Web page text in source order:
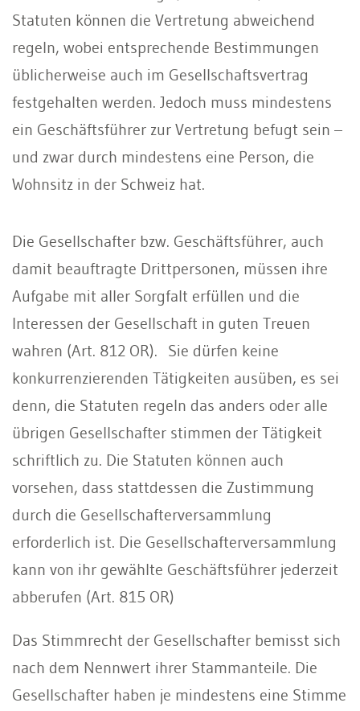
Statuten können die Vertretung abweichend
regeln, wobei entsprechende Bestimmungen
üblicherweise auch im Gesellschaftsvertrag
festgehalten werden. Jedoch muss mindestens
ein Geschäftsführer zur Vertretung befugt sein –
und zwar durch mindestens eine Person, die
Wohnsitz in der Schweiz hat.
Die Gesellschafter bzw. Geschäftsführer, auch
damit beauftragte Drittpersonen, müssen ihre
Aufgabe mit aller Sorgfalt erfüllen und die
Interessen der Gesellschaft in guten Treuen
wahren (Art. 812 OR). Sie dürfen keine
konkurrenzierenden Tätigkeiten ausüben, es sei
denn, die Statuten regeln das anders oder alle
übrigen Gesellschafter stimmen der Tätigkeit
schriftlich zu. Die Statuten können auch
vorsehen, dass stattdessen die Zustimmung
durch die Gesellschafterversammlung
erforderlich ist. Die Gesellschafterversammlung
kann von ihr gewählte Geschäftsführer jederzeit
abberufen (Art. 815 OR)
Das Stimmrecht der Gesellschafter bemisst sich
nach dem Nennwert ihrer Stammanteile. Die
Gesellschafter haben je mindestens eine Stimme